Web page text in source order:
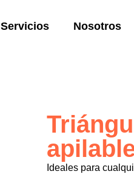
Servicios Nosotros
Ideales para